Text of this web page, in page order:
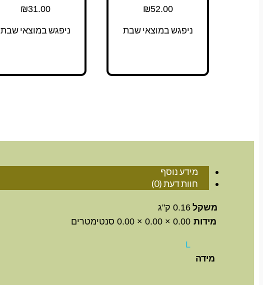
₪52.00
ניפגש במוצאי שבת
₪31.00
ניפגש במוצאי שבת
מידע נוסף
חוות דעת (0)
משקל 0.16 ק"ג
מידות 0.00 × 0.00 × 0.00 סנטימטרים
מידה
L